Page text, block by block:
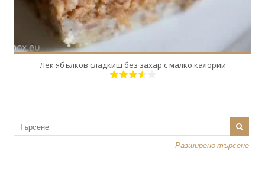
Лек ябълков сладкиш без захар с малко калории
Разширено търсене